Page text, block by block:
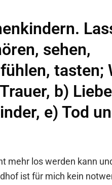
sehen,
tasten;
b)
e) Tod
mehr los werden kann
ist für mich kein